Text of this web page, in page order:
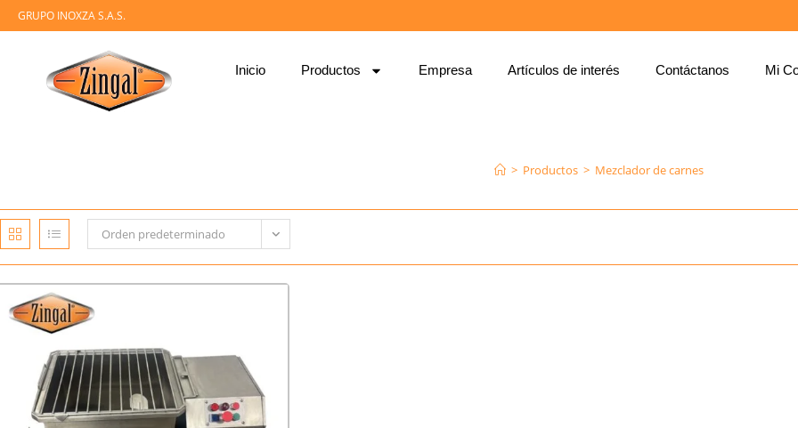
GRUPO INOXZA S.A.S.
Inicio Productos Empresa Artículos de interés Contáctanos Mi
> Productos > Mezclador de carnes
Orden predeterminado